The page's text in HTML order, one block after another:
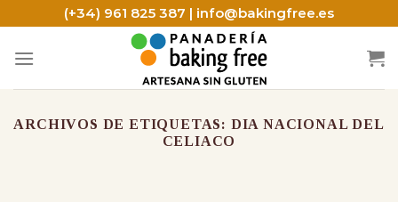
to
content
(+34) 961 825 387 | info@bakingfree.es
ARCHIVOS DE ETIQUETAS: DIA NACIONAL DEL
CELIACO